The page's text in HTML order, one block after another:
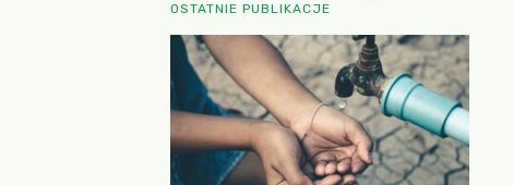
OSTATNIE PUBLIKACJE